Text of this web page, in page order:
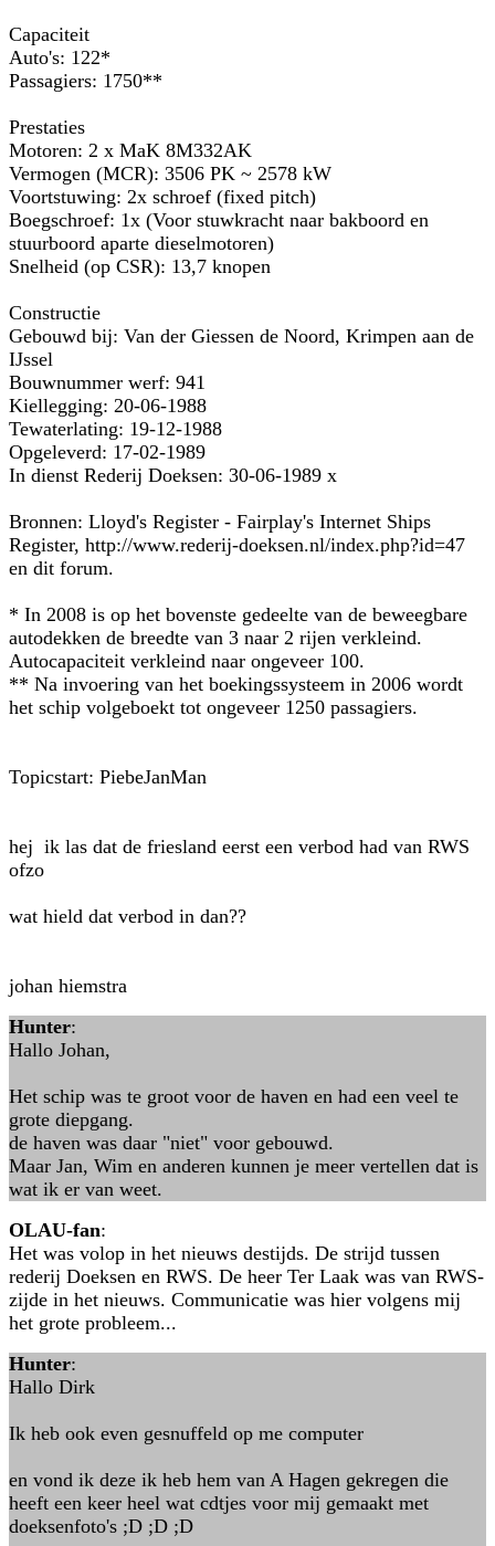
Capaciteit
Auto's: 122*
Passagiers: 1750**
Prestaties
Motoren: 2 x MaK 8M332AK
Vermogen (MCR): 3506 PK ~ 2578 kW
Voortstuwing: 2x schroef (fixed pitch)
Boegschroef: 1x (Voor stuwkracht naar bakboord en
stuurboord aparte dieselmotoren)
Snelheid (op CSR): 13,7 knopen
Constructie
Gebouwd bij: Van der Giessen de Noord, Krimpen aan de
IJssel
Bouwnummer werf: 941
Kiellegging: 20-06-1988
Tewaterlating: 19-12-1988
Opgeleverd: 17-02-1989
In dienst Rederij Doeksen: 30-06-1989 x
Bronnen: Lloyd's Register - Fairplay's Internet Ships
Register, http://www.rederij-doeksen.nl/index.php?id=47
en dit forum.
* In 2008 is op het bovenste gedeelte van de beweegbare
autodekken de breedte van 3 naar 2 rijen verkleind.
Autocapaciteit verkleind naar ongeveer 100.
** Na invoering van het boekingssysteem in 2006 wordt
het schip volgeboekt tot ongeveer 1250 passagiers.
Topicstart: PiebeJanMan
hej ik las dat de friesland eerst een verbod had van RWS
ofzo
wat hield dat verbod in dan??
johan hiemstra
Hunter:
Hallo Johan,
Het schip was te groot voor de haven en had een veel te
grote diepgang.
de haven was daar "niet" voor gebouwd.
Maar Jan, Wim en anderen kunnen je meer vertellen dat is
wat ik er van weet.
OLAU-fan:
Het was volop in het nieuws destijds. De strijd tussen
rederij Doeksen en RWS. De heer Ter Laak was van RWS-
zijde in het nieuws. Communicatie was hier volgens mij
het grote probleem...
Hunter:
Hallo Dirk
Ik heb ook even gesnuffeld op me computer
en vond ik deze ik heb hem van A Hagen gekregen die
heeft een keer heel wat cdtjes voor mij gemaakt met
doeksenfoto's ;D ;D ;D